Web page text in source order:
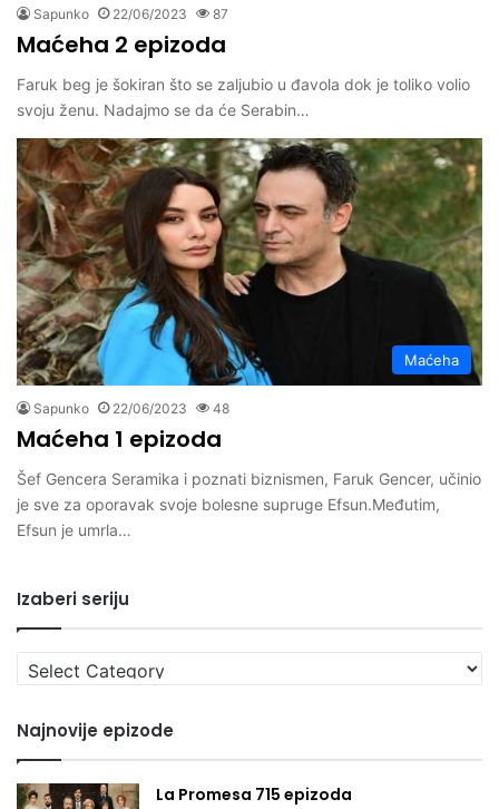
Sapunko 22/06/2023 87
Maćeha 2 epizoda
Faruk beg je šokiran što se zaljubio u đavola dok je toliko volio
svoju ženu. Nadajmo se da će Serabin…
Maćeha
Sapunko 22/06/2023 48
Maćeha 1 epizoda
Šef Gencera Seramika i poznati biznismen, Faruk Gencer, učinio
je sve za oporavak svoje bolesne supruge Efsun.Međutim,
Efsun je umrla…
Izaberi seriju
Izaberi
seriju
Najnovije epizode
La Promesa 715 epizoda